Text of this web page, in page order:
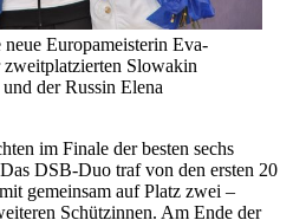
Europameisterin Eva-
Slowakin
der Russin Elena
im Finale der besten sechs
DSB-Duo traf von den ersten 20
gemeinsam auf Platz zwei –
Schützinnen. Am Ende der